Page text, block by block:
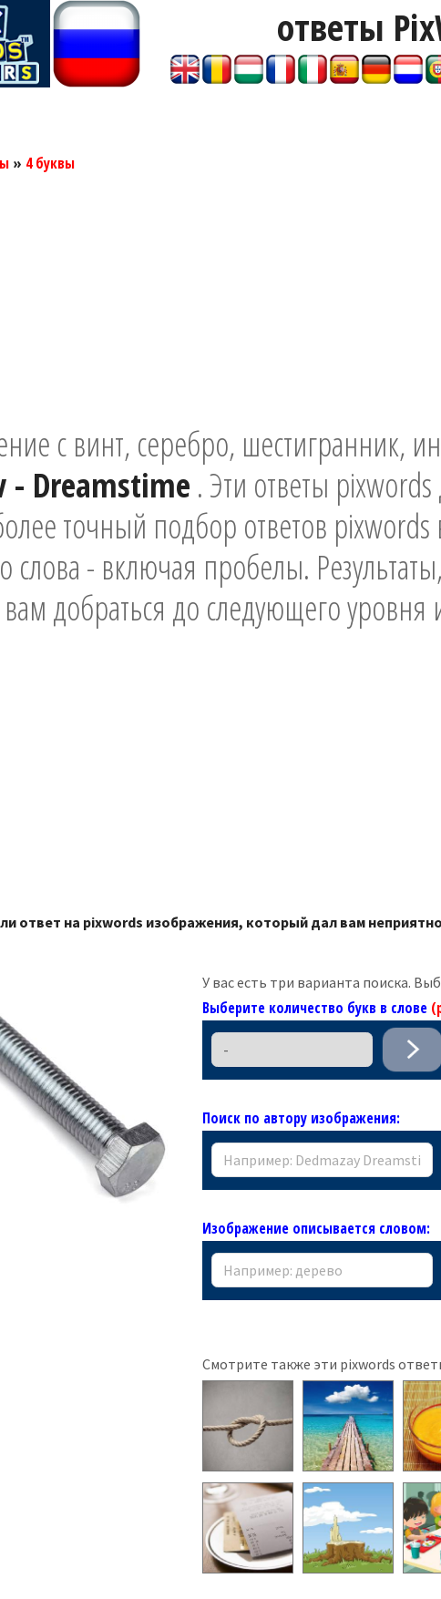
ответы
» 4 буквы
с винт, серебро, шестигранник,
- Dreamstime . Эти ответы
точный подбор ответов
слова - включая пробелы.
добраться до следующего уровня
ответ на pixwords изображения, который дал вам
У вас есть три варианта поиска.
Выберите количество букв в слове
Поиск по автору изображения:
Изображение описывается словом:
Смотрите также эти pixwords